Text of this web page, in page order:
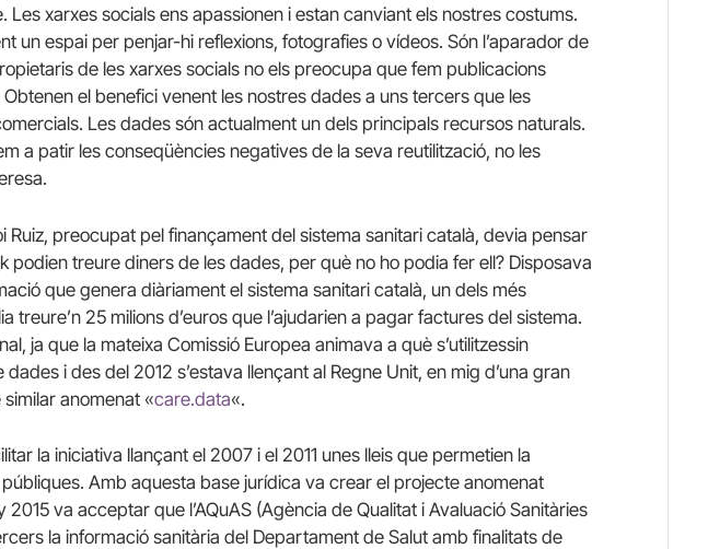
xarxes socials ens apassionen i estan canviant els nostres costums.
un espai per penjar-hi reflexions, fotografies o vídeos. Són l’aparador de
de les xarxes socials no els preocupa que fem publicacions
el benefici venent les nostres dades a uns tercers que les
Les dades són actualment un dels principals recursos naturals.
a patir les conseqüències negatives de la seva reutilització, no les
Ruiz, preocupat pel finançament del sistema sanitari català, devia pensar
podien treure diners de les dades, per què no ho podia fer ell? Disposava
que genera diàriament el sistema sanitari català, un dels més
treure’n 25 milions d’euros que l’ajudarien a pagar factures del sistema.
ja que la mateixa Comissió Europea animava a què s’utilitzessin
i des del 2012 s’estava llençant al Regne Unit, en mig d’una gran
anomenat «care.data«.
la iniciativa llançantel 2007 i el 2011 unes lleis que permetien la
Amb aquesta base jurídica va crear el projecte anomenat
2015 va acceptar que l’AQuAS (Agència de Qualitat i Avaluació Sanitàries
la informació sanitària del Departament de Salut amb finalitats de